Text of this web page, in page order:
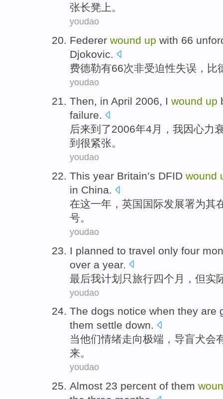
张长凳上。
youdao
Federer wound up with 66
Djokovic.
费德勒有66次非受迫性失误， 比
youdao
Then, in April 2006, I wound up
failure.
后来到了2006年4 月， 我因心力
到很紧张。
youdao
This year Britain’s DFID wound
in China.
在这一年 ， 英国 国际发展署为其
号。
youdao
I planned to travel only four
over a year.
最后我计划 只旅行四个月 ， 但实
youdao
The dogs notice when they are
them settle down.
当他们情绪走向极端， 导盲犬会
来。
youdao
Almost 23 percent of them